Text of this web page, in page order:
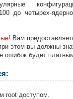
до четырех-
! Вам
этом вы должны
ошибок будет
root доступом.